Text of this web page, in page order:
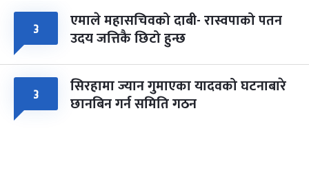
३ एमाले महासचिवको दाबी- रास्वपाको पतन
उदय जत्तिकै छिटो हुन्छ
३ सिरहामा ज्यान गुमाएका यादवको घटनाबारे
छानबिन गर्न समिति गठन